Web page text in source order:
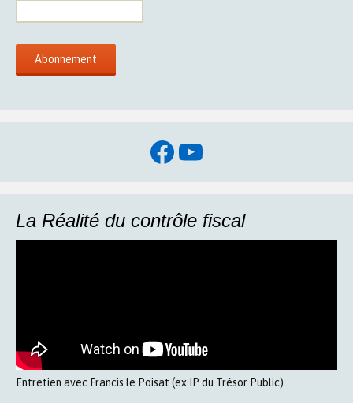
Facebook
YouTube
La Réalité du contrôle fiscal
Entretien avec Francis le Poisat (ex IP du Trésor Public)